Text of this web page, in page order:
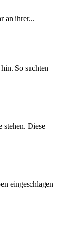
an ihrer...
So suchten
stehen. Diese
eingeschlagen